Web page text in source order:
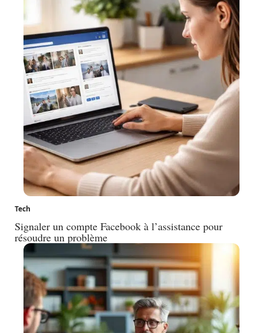
Tech
Signaler un compte Facebook à l’assistance pour
résoudre un problème